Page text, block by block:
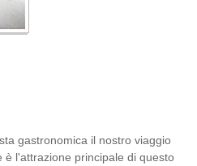
gastronomica il nostro viaggio
è l'attrazione principale di questo